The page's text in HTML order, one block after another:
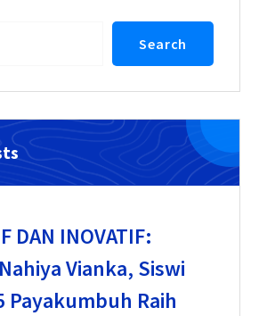
Search
DAN INOVATIF:
Vianka, Siswi
Payakumbuh Raih